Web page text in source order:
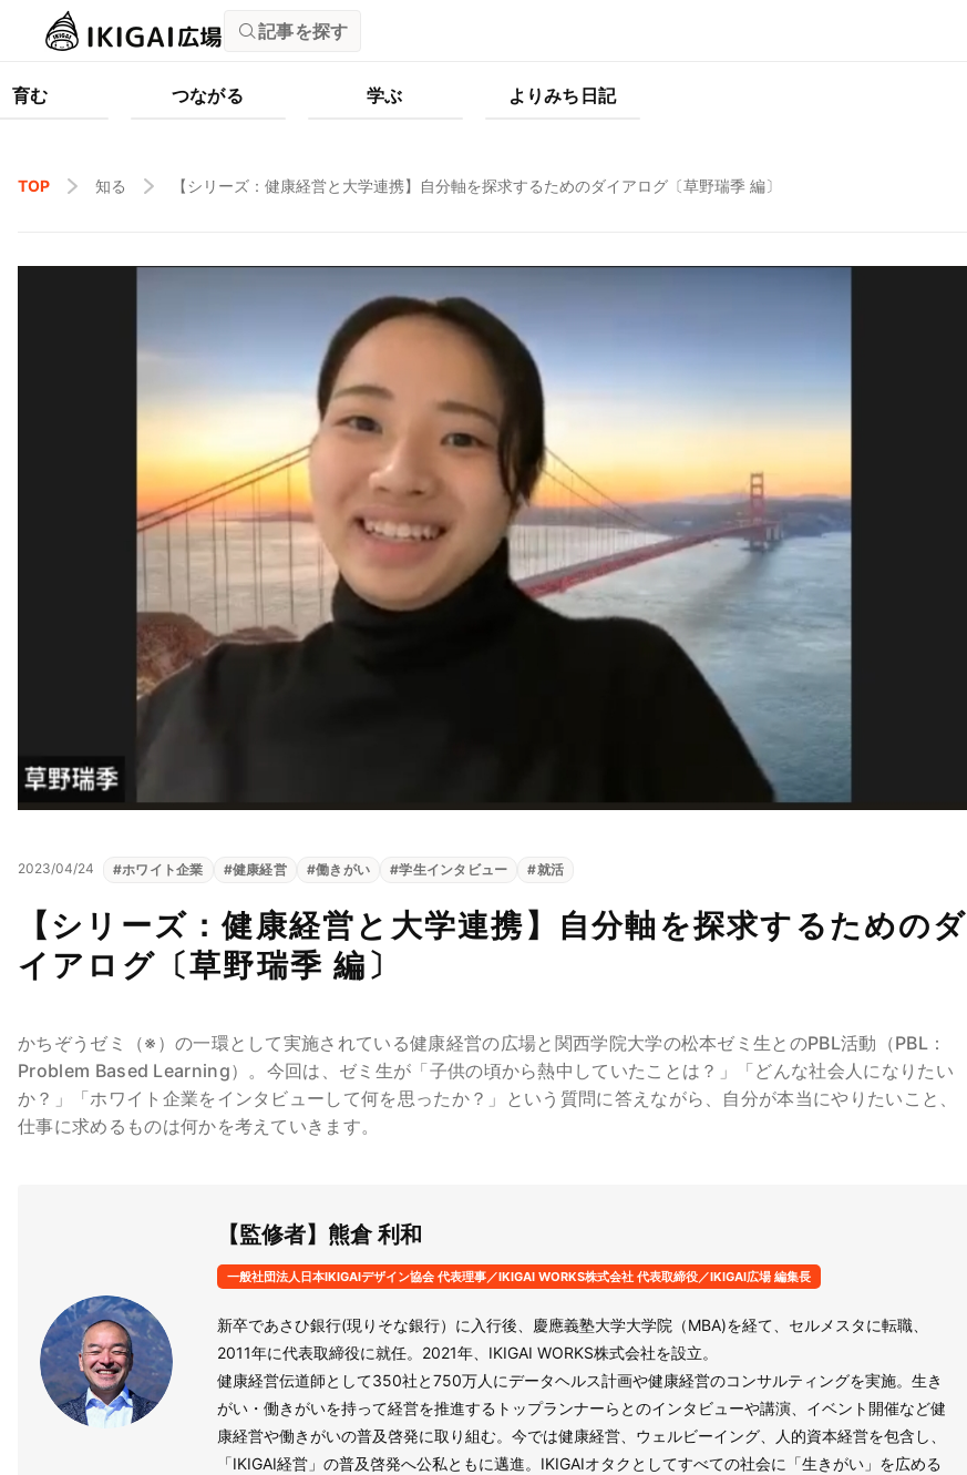
記事を探す
育む つながる 学ぶ よりみち日記
TOP 知る 【シリーズ：健康経営と大学連携】自分軸を探求するためのダイアログ〔草野瑞季 編〕
2023/04/24 #ホワイト企業 #健康経営 #働きがい #学生インタビュー #就活
【シリーズ：健康経営と大学連携】自分軸を探求するためのダ
イアログ〔草野瑞季 編〕
かちぞうゼミ（※）の一環として実施されている健康経営の広場と関西学院大学の松本ゼミ生とのPBL活動（PBL：
Problem Based Learning）。今回は、ゼミ生が「子供の頃から熱中していたことは？」「どんな社会人になりたい
か？」「ホワイト企業をインタビューして何を思ったか？」という質問に答えながら、自分が本当にやりたいこと、
仕事に求めるものは何かを考えていきます。
【監修者】熊倉 利和
一般社団法人日本IKIGAIデザイン協会 代表理事／IKIGAI WORKS株式会社 代表取締役／IKIGAI広場 編集長
新卒であさひ銀行(現りそな銀行）に入行後、慶應義塾大学大学院（MBA)を経て、セルメスタに転職、
2011年に代表取締役に就任。2021年、IKIGAI WORKS株式会社を設立。
健康経営伝道師として350社と750万人にデータヘルス計画や健康経営のコンサルティングを実施。生き
がい・働きがいを持って経営を推進するトップランナーらとのインタビューや講演、イベント開催など健
康経営や働きがいの普及啓発に取り組む。今では健康経営、ウェルビーイング、人的資本経営を包含し、
「IKIGAI経営」の普及啓発へ公私ともに邁進。IKIGAIオタクとしてすべての社会に「生きがい」を広める